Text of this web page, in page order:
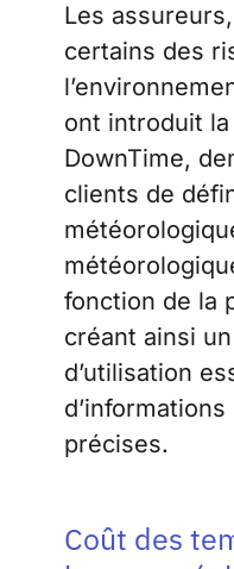
Les
certains des
ont introduit
DownTime,
clients de
fonction de la
créant ainsi
d’utilisation
précises.
Coût des